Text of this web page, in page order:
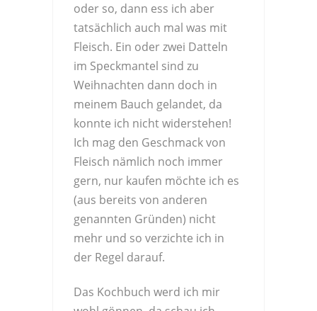
oder so, dann ess ich aber
tatsächlich auch mal was mit
Fleisch. Ein oder zwei Datteln
im Speckmantel sind zu
Weihnachten dann doch in
meinem Bauch gelandet, da
konnte ich nicht widerstehen!
Ich mag den Geschmack von
Fleisch nämlich noch immer
gern, nur kaufen möchte ich es
(aus bereits von anderen
genannten Gründen) nicht
mehr und so verzichte ich in
der Regel darauf.
Das Kochbuch werd ich mir